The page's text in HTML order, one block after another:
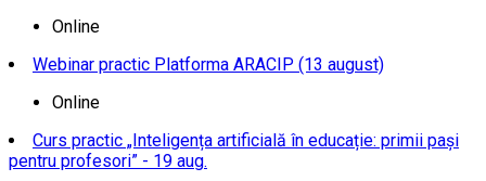
Online
Webinar practic Platforma ARACIP (13 august)
Online
Curs practic „Inteligența artificială în educație: primii pași
pentru profesori” - 19 aug.